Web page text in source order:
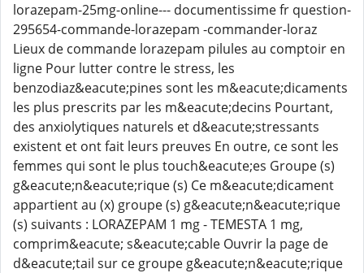
lorazepam-25mg-online--- documentissime fr question-
295654-commande-lorazepam -commander-loraz
Lieux de commande lorazepam pilules au comptoir en
ligne Pour lutter contre le stress, les
benzodiaz&eacute;pines sont les m&eacute;dicaments
les plus prescrits par les m&eacute;decins Pourtant,
des anxiolytiques naturels et d&eacute;stressants
existent et ont fait leurs preuves En outre, ce sont les
femmes qui sont le plus touch&eacute;es Groupe (s)
g&eacute;n&eacute;rique (s) Ce m&eacute;dicament
appartient au (x) groupe (s) g&eacute;n&eacute;rique
(s) suivants : LORAZEPAM 1 mg - TEMESTA 1 mg,
comprim&eacute; s&eacute;cable Ouvrir la page de
d&eacute;tail sur ce groupe g&eacute;n&eacute;rique